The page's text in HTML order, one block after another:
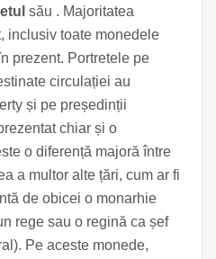
său . Majoritatea
inclusiv toate monedele
prezent. Portretele pe
circulației au
și pe președinții
chiar și o
o diferență majoră între
a multor alte țări, cum ar fi
de obicei o monarhie
rege sau o regină ca șef
Pe aceste monede,